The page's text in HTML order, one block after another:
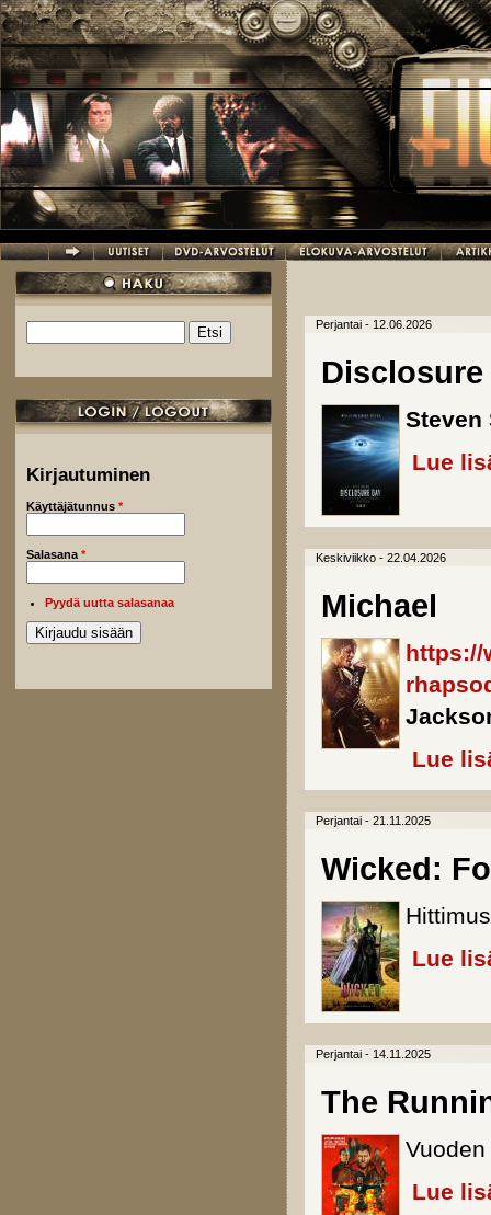
Hyppää pääsisältöön
Hakulomake
Kirjautuminen
Käyttäjätunnus *
Salasana *
Pyydä uutta salasanaa
Perjantai - 12.06.2026
Disclosure
Steven
Lue
Keskiviikko - 22.04.2026
Michael
https://
Lue
Perjantai - 21.11.2025
Wicked:
Lue
Perjantai - 14.11.2025
The
Lue